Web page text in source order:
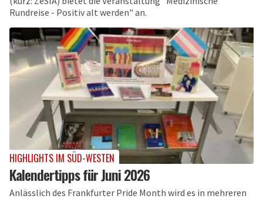
Rundreise - Positiv alt werden" an.
HIGHLIGHTS IM SÜD-WESTEN
Kalendertipps für Juni 2026
Anlässlich des Frankfurter Pride Month wird es in mehreren